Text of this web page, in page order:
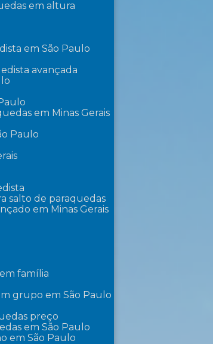
em altura
em São Paulo
avançada
em Minas Gerais
Paulo
salto de paraquedas
em Minas Gerais
família
grupo em São Paulo
preço
em São Paulo
em São Paulo